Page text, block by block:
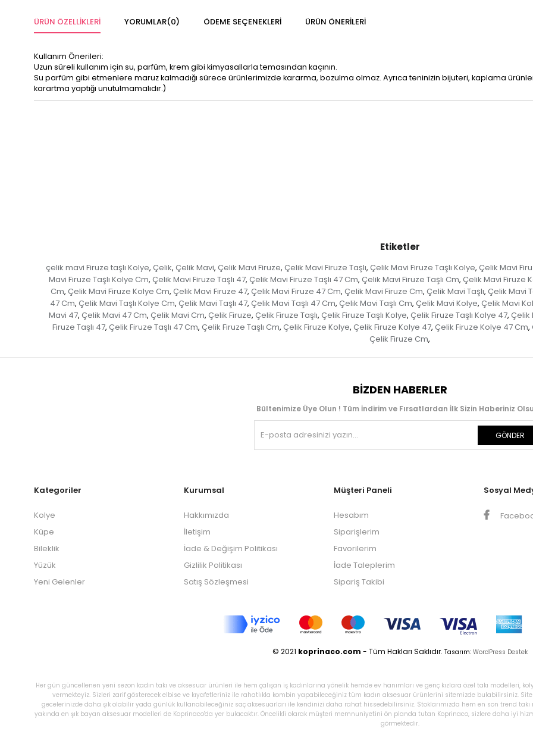
ÜRÜN ÖZELLIKLERI YORUMLAR(0) ÖDEME SEÇENEKLERI ÜRÜN ÖNERILERI
Kullanım Önerileri:
Uzun süreli kullanım için su, parfüm, krem gibi kimyasallarla temasından kaçının.
Su parfüm gibi etmenlere maruz kalmadığı sürece ürünlerimizde kararma, bozulma olmaz. Ayrıca teninizin bijuteri, kaplama
karartma yaptığı unutulmamalıdır.)
Etiketler
çelik mavi Firuze taşlı Kolye, Çelik, Çelik Mavi, Çelik Mavi Firuze, Çelik Mavi Firuze Taşlı, Çelik Mavi Firuze Taşlı Kolye, Çelik Mavi
Mavi Firuze Taşlı Kolye Cm, Çelik Mavi Firuze Taşlı 47, Çelik Mavi Firuze Taşlı 47 Cm, Çelik Mavi Firuze Taşlı Cm, Çelik Mavi Firuze
Cm, Çelik Mavi Firuze Kolye Cm, Çelik Mavi Firuze 47, Çelik Mavi Firuze 47 Cm, Çelik Mavi Firuze Cm, Çelik Mavi Taşlı, Çelik Mavi
47 Cm, Çelik Mavi Taşlı Kolye Cm, Çelik Mavi Taşlı 47, Çelik Mavi Taşlı 47 Cm, Çelik Mavi Taşlı Cm, Çelik Mavi Kolye, Çelik Mavi
Mavi 47, Çelik Mavi 47 Cm, Çelik Mavi Cm, Çelik Firuze, Çelik Firuze Taşlı, Çelik Firuze Taşlı Kolye, Çelik Firuze Taşlı Kolye 47, Çelik
Firuze Taşlı 47, Çelik Firuze Taşlı 47 Cm, Çelik Firuze Taşlı Cm, Çelik Firuze Kolye, Çelik Firuze Kolye 47, Çelik Firuze Kolye 47 Cm,
Çelik Firuze Cm,
BIZDEN HABERLER
Bültenimize Üye Olun ! Tüm İndirim ve Fırsatlardan İlk Sizin Haberiniz
GÖNDER
Kategoriler
Kolye
Küpe
Bileklik
Yüzük
Yeni Gelenler
Kurumsal
Hakkımızda
İletişim
İade & Değişim Politikası
Gizlilik Politikası
Satış Sözleşmesi
Müşteri Paneli
Hesabım
Siparişlerim
Favorilerim
İade Taleplerim
Sipariş Takibi
Sosyal
© 2021 koprinaco.com - Tüm Hakları Saklıdır. Tasarım: WordPress Destek
Her gün güncellenen yeni sezon kadın takı ve aksesuar ürünleri ile hem çalışan iş kadınlarına yönelik hemde ev hanımları ve genç kızlara özel takı modelleri,
vermekteyiz. Sizleri zarif gösterecek elbise ve kıyafetleriniz ile rahatlıkla kombin yapabileceğiniz tüm kadın aksesuar ürünlerini sitemizde bulabilirsiniz.
gecelerinizde daha şık olabilir yada günlük kullanabileceğiniz saç aksesuarları ile kendinizi daha rahat hissedebilirsiniz. Stoklarımızda hem en son trend
yakında en şık bayan aksesuar modelleri de Koprinaco'da yer bulacaktır. Öncelikli olarak müşteri memnuniyetini ön planda tutan Koprinaco, sizlere daha iyi
görmektedir.